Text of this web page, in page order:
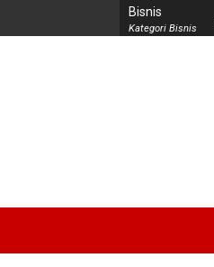
Bisnis
Kategori Bisnis